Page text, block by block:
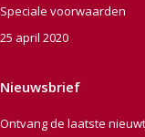
Speciale voorwaarden
25 april 2020
Nieuwsbrief
Ontvang de laatste